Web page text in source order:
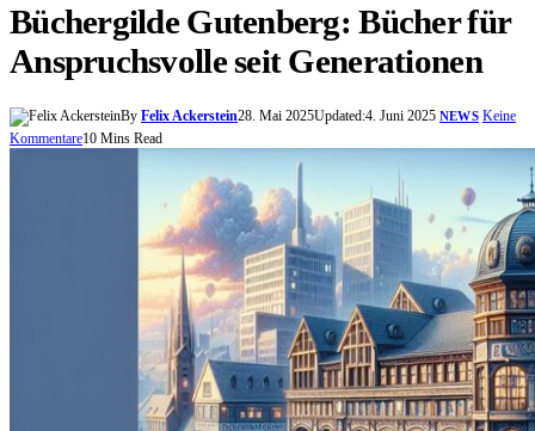
Büchergilde Gutenberg: Bücher für
Anspruchsvolle seit Generationen
By Felix Ackerstein28. Mai 2025Updated:4. Juni 2025 NEWS Keine
Kommentare10 Mins Read